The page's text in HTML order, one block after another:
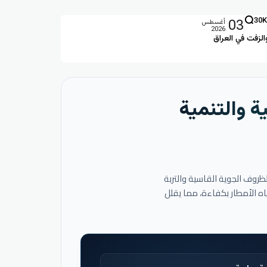
في العراق
30K
03 أغسطس
2026
والتنمية
الجوية القاسية والتربة
الأمطار بكفاءة، مما يقلل